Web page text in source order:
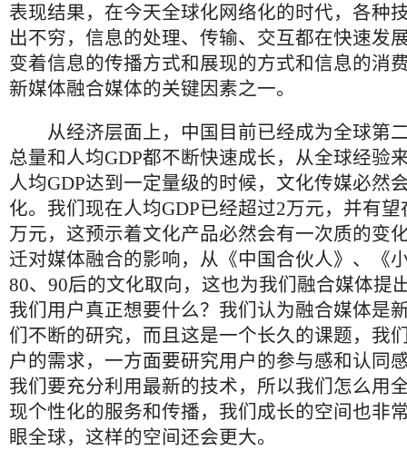
表现结果，在今天全球化网络化的时代，各种
出不穷，信息的处理、传输、交互都在快速发
变着信息的传播方式和展现的方式和信息的消
新媒体融合媒体的关键因素之一。
从经济层面上，中国目前已经成为全球第
总量和人均GDP都不断快速成长，从全球经验
人均GDP达到一定量级的时候，文化传媒必然
化。我们现在人均GDP已经超过2万元，并有望
万元，这预示着文化产品必然会有一次质的变
迁对媒体融合的影响，从《中国合伙人》、《
80、90后的文化取向，这也为我们融合媒体提
我们用户真正想要什么？我们认为融合媒体是
们不断的研究，而且这是一个长久的课题，我
户的需求，一方面要研究用户的参与感和认同
我们要充分利用最新的技术，所以我们怎么用
现个性化的服务和传播，我们成长的空间也非
眼全球，这样的空间还会更大。